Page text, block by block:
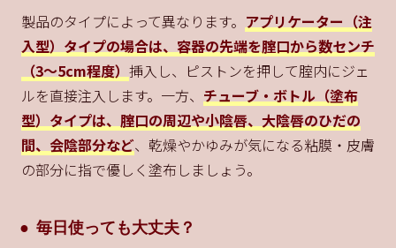
製品のタイプによって異なります。 アプリケーター（注
入型）タイプの場合は、容器の先端を腟口から数センチ
（3〜5cm程度） 挿入し、ピストンを押して腟内にジェ
ルを直接注入します。一方、 チューブ・ボトル（塗布
型）タイプは、腟口の周辺や小陰唇、大陰唇のひだの
間、会陰部分など、乾燥やかゆみが気になる粘膜・皮膚
の部分に指で優しく塗布しましょう。
毎日使っても大丈夫？